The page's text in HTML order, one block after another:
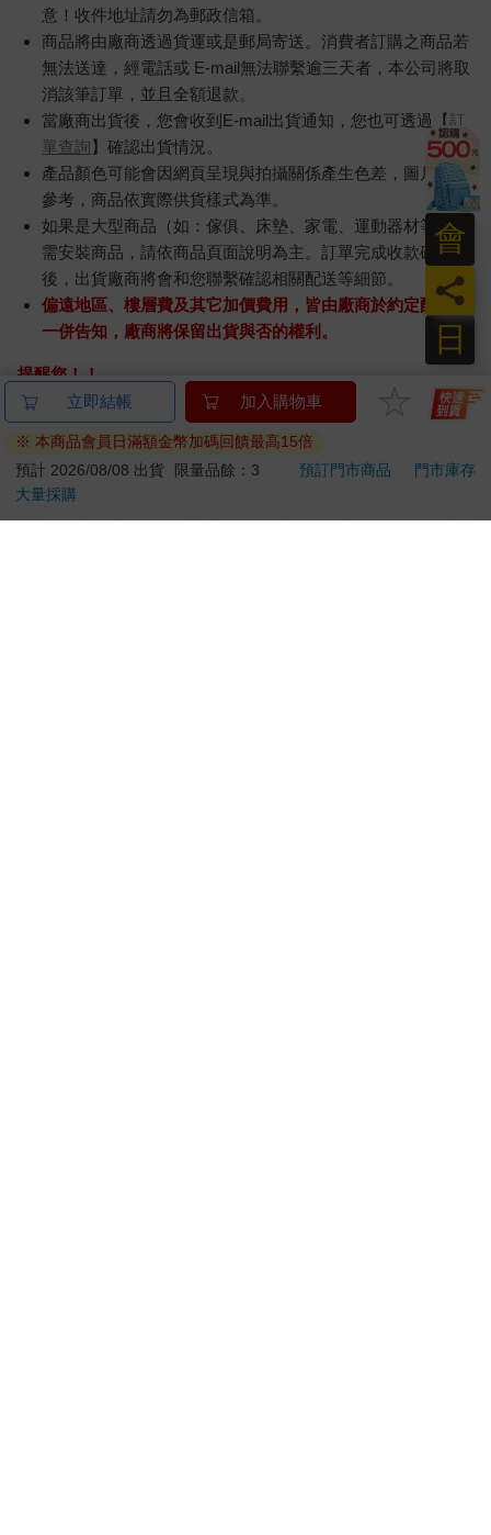
意！收件地址請勿為郵政信箱。
商品將由廠商透過貨運或是郵局寄送。消費者訂購之商品若
無法送達，經電話或 E-mail無法聯繫逾三天者，本公司將取
消該筆訂單，並且全額退款。
當廠商出貨後，您會收到E-mail出貨通知，您也可透過【訂
單查詢】確認出貨情況。
產品顏色可能會因網頁呈現與拍攝關係產生色差，圖片僅供
參考，商品依實際供貨樣式為準。
如果是大型商品（如：傢俱、床墊、家電、運動器材等）及
需安裝商品，請依商品頁面說明為主。訂單完成收款確認
後，出貨廠商將會和您聯繫確認相關配送等細節。
偏遠地區、樓層費及其它加價費用，皆由廠商於約定配送時
一併告知，廠商將保留出貨與否的權利。
提醒您！！
金石堂及銀行均不會請您操作ATM! 如接獲電話要求您前往
ATM提款機，請不要聽從指示，以免受騙上當！
退換貨須知：
**提醒您，鑑賞期不等於試用期，退回商品須為全新狀態**
依據「消費者保護法」第19條及行政院消費者保護處公告之
日
員
會